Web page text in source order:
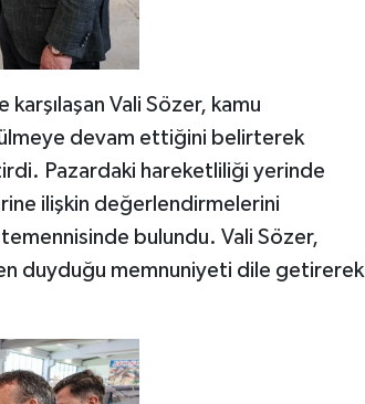
Vali Sözer, kamu
devam ettiğini belirterek
Pazardaki hareketliliği yerinde
ilişkin değerlendirmelerini
bulundu. Vali Sözer,
duyduğu memnuniyeti dile getirerek